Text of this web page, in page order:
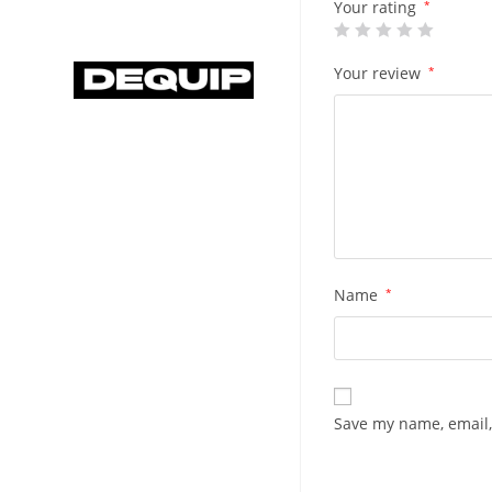
Your rating *
Your review *
Name *
Save my name,